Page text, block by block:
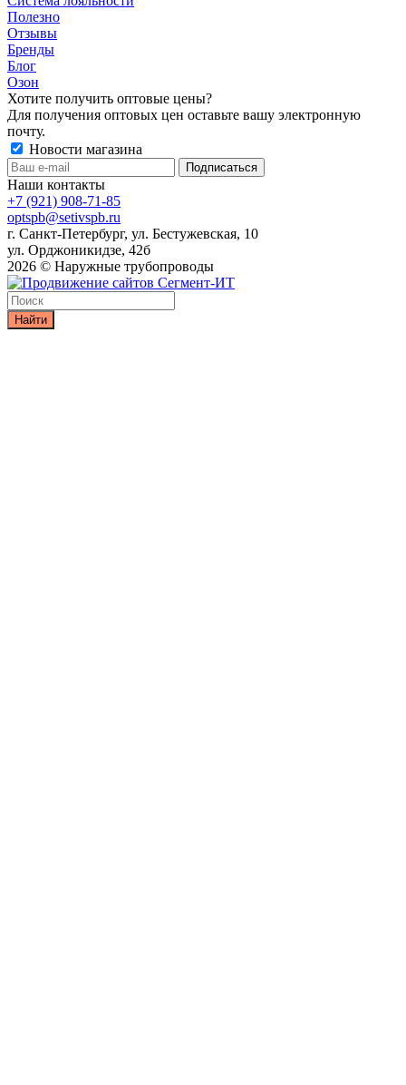
Полезно
Отзывы
Бренды
Блог
Озон
Хотите получить оптовые цены?
Для получения оптовых цен оставьте вашу электронную
почту.
Новости магазина
Наши контакты
+7 (921) 908-71-85
optspb@setivspb.ru
г. Санкт-Петербург, ул. Бестужевская, 10
ул. Орджоникидзе, 42б
2026 © Наружные трубопроводы
Найти